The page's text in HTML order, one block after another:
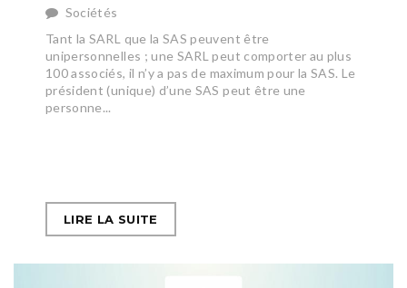
Sociétés
Tant la SARL que la SAS peuvent être
unipersonnelles ; une SARL peut comporter au plus
100 associés, il n’y a pas de maximum pour la SAS. Le
président (unique) d’une SAS peut être une
personne...
LIRE LA SUITE